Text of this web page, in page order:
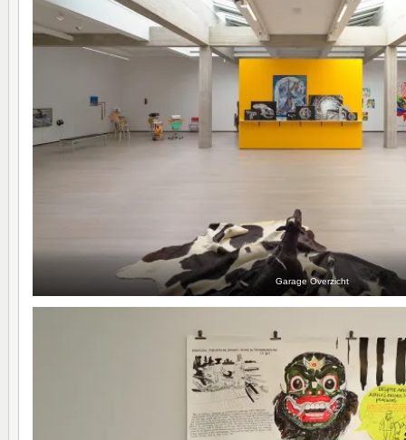
Garage Overzicht